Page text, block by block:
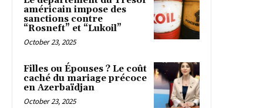
américain impose des
sanctions contre
“Rosneft” et “Lukoil”
October 23, 2025
Filles ou Épouses ? Le coût
caché du mariage précoce
en Azerbaïdjan
October 23, 2025